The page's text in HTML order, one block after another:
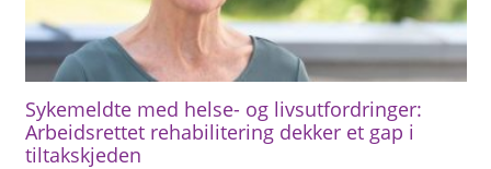
Sykemeldte med helse- og livsutfordringer:
Arbeidsrettet rehabilitering dekker et gap i
tiltakskjeden